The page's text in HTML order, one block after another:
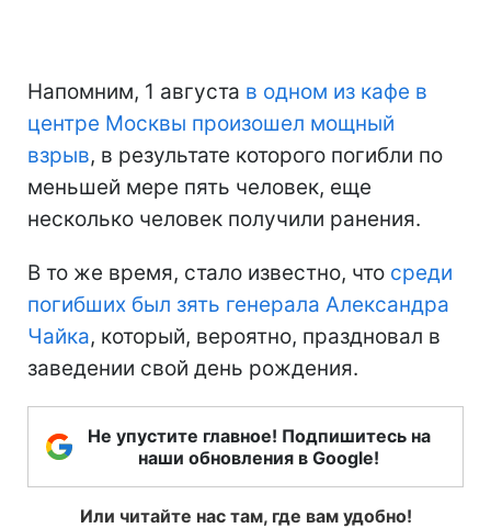
Напомним, 1 августа в одном из кафе в
центре Москвы произошел мощный
взрыв, в результате которого погибли по
меньшей мере пять человек, еще
несколько человек получили ранения.
В то же время, стало известно, что среди
погибших был зять генерала Александра
Чайка, который, вероятно, праздновал в
заведении свой день рождения.
Не упустите главное! Подпишитесь на
наши обновления в Google!
Или читайте нас там, где вам удобно!